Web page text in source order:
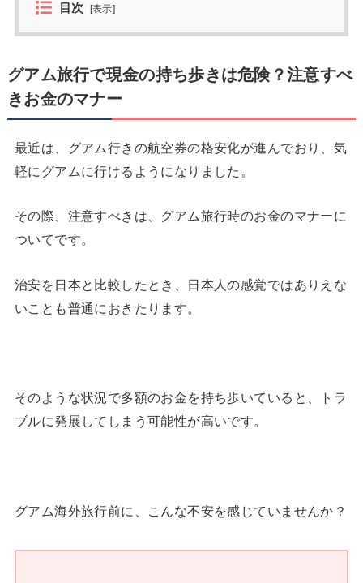
目次 [表示]
グアム旅行で現金の持ち歩きは危険？注意すべ
きお金のマナー
最近は、グアム行きの航空券の格安化が進んでおり、気
軽にグアムに行けるようになりました。
その際、注意すべきは、グアム旅行時のお金のマナーに
ついてです。
治安を日本と比較したとき、日本人の感覚ではありえな
いことも普通におきたります。
そのような状況で多額のお金を持ち歩いていると、トラ
ブルに発展してしまう可能性が高いです。
グアム海外旅行前に、こんな不安を感じていませんか？